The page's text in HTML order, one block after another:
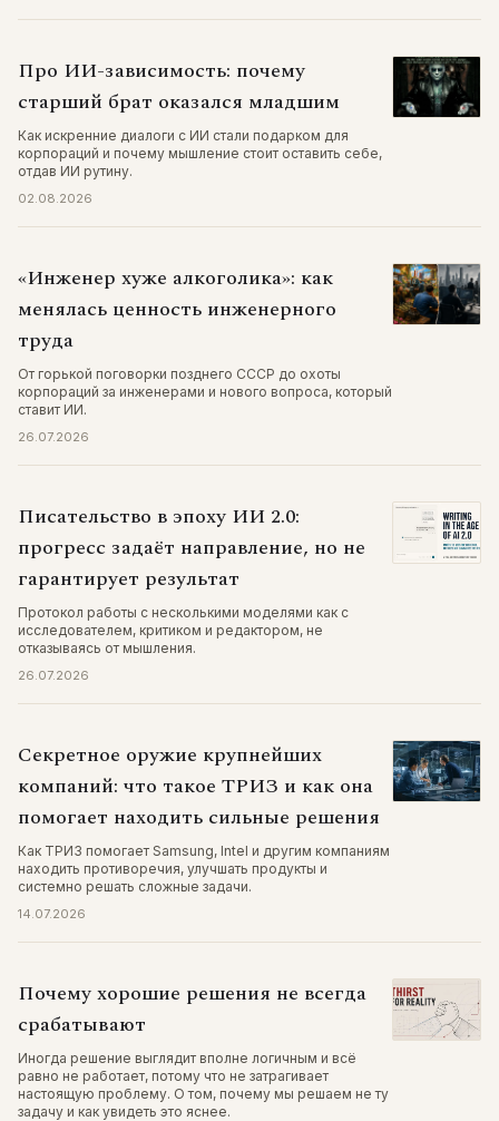
Про ИИ-зависимость: почему
старший брат оказался младшим
Как искренние диалоги с ИИ стали подарком для
корпораций и почему мышление стоит оставить себе,
отдав ИИ рутину.
02.08.2026
«Инженер хуже алкоголика»: как
менялась ценность инженерного
труда
От горькой поговорки позднего СССР до охоты
корпораций за инженерами и нового вопроса, который
ставит ИИ.
26.07.2026
Писательство в эпоху ИИ 2.0:
прогресс задаёт направление, но не
гарантирует результат
Протокол работы с несколькими моделями как с
исследователем, критиком и редактором, не
отказываясь от мышления.
26.07.2026
Секретное оружие крупнейших
компаний: что такое ТРИЗ и как она
помогает находить сильные решения
Как ТРИЗ помогает Samsung, Intel и другим компаниям
находить противоречия, улучшать продукты и
системно решать сложные задачи.
14.07.2026
Почему хорошие решения не всегда
срабатывают
Иногда решение выглядит вполне логичным и всё
равно не работает, потому что не затрагивает
настоящую проблему. О том, почему мы решаем не ту
задачу и как увидеть это яснее.